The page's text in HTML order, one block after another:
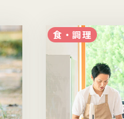
食・調理